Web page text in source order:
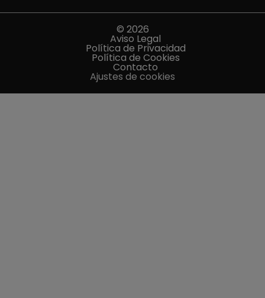
© 2026
Aviso Legal
Política de Privacidad
Política de Cookies
Contacto
Ajustes de cookies